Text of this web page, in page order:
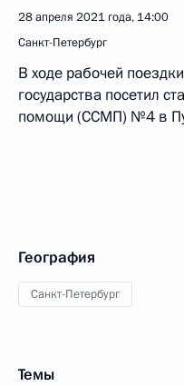
28 апреля 2021 года, 14:00
Санкт-Петербург
В ходе рабочей
государства посетил
помощи (ССМП) №4 в
География
Санкт-Петербург
Темы